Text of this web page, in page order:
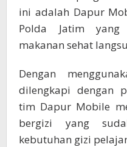
ini adalah Dapur
Polda Jatim yang
makanan sehat
Dengan
dilengkapi dengan
tim Dapur Mobile
bergizi yang
kebutuhan gizi